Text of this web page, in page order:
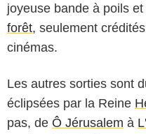
joyeuse bande à poils
forêt, seulement
cinémas.
Les autres sorties sont
éclipsées par la Reine
pas, de Ô Jérusalem à